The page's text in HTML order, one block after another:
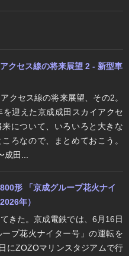
クセス線の将来展望 2 - 新型車
クセス線の将来展望、その2。
を迎えた京成成田スカイアクセ
来について、いろいろと大きな
ろなので、まとめておこう。
田...
形 「京成グループ花火ナイ
年）
きた。京成電鉄では、6月16日
ープ花火ナイター号」の運転を
にZOZOマリンスタジアムで行